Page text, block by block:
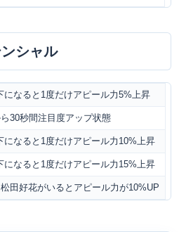
シャル
になると1度だけアピール力5%上昇
30秒間注目度アップ状態
になると1度だけアピール力10%上昇
になると1度だけアピール力15%上昇
田好花がいるとアピール力が10%UP